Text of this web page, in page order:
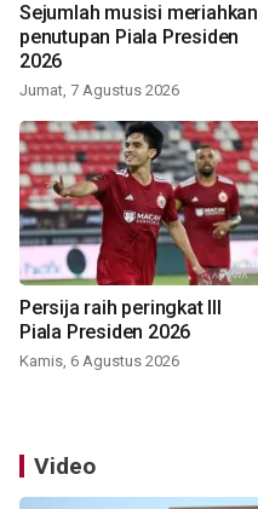
Sejumlah musisi meriahkan
penutupan Piala Presiden
2026
Jumat, 7 Agustus 2026
Persija raih peringkat III
Piala Presiden 2026
Kamis, 6 Agustus 2026
Video